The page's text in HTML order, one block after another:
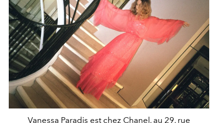
Vanessa Paradis est chez Chanel, au 29, rue